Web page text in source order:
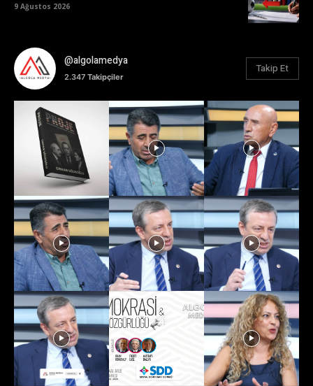
9 Ağustos 2026
@algolamedya
2.347 Takipçiler
Takip Et